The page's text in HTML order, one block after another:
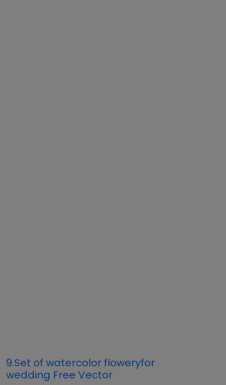
9.Set of watercolor floweryfor
wedding Free Vector